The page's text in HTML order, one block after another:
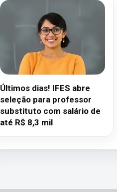
Últimos dias! IFES abre
seleção para professor
substituto com salário de
até R$ 8,3 mil